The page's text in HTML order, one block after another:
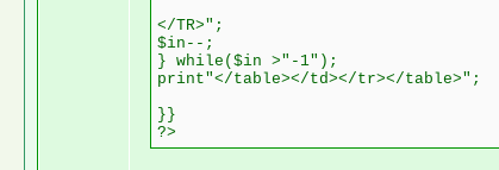
</TR>";
$in--;
} while($in >"-1");
print"</table></td></tr></table>";
}}
?>